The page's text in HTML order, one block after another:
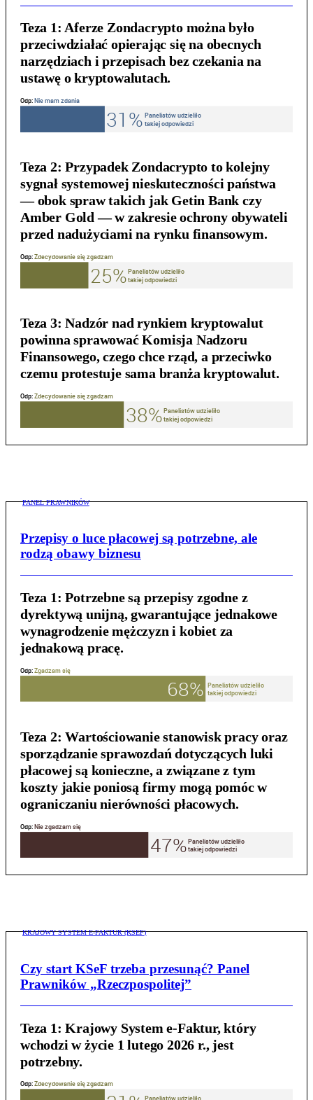
Teza 1: Aferze Zondacrypto można było
przeciwdziałać opierając się na obecnych
narzędziach i przepisach bez czekania na
ustawę o kryptowalutach.
Teza 2: Przypadek Zondacrypto to kolejny
sygnał systemowej nieskuteczności państwa
— obok spraw takich jak Getin Bank czy
Amber Gold — w zakresie ochrony obywateli
przed nadużyciami na rynku finansowym.
Teza 3: Nadzór nad rynkiem kryptowalut
powinna sprawować Komisja Nadzoru
Finansowego, czego chce rząd, a przeciwko
czemu protestuje sama branża kryptowalut.
PANEL PRAWNIKÓW
Przepisy o luce płacowej są potrzebne, ale
rodzą obawy biznesu
Teza 1: Potrzebne są przepisy zgodne z
dyrektywą unijną, gwarantujące jednakowe
wynagrodzenie mężczyzn i kobiet za
jednakową pracę.
Teza 2: Wartościowanie stanowisk pracy oraz
sporządzanie sprawozdań dotyczących luki
płacowej są konieczne, a związane z tym
koszty jakie poniosą firmy mogą pomóc w
ograniczaniu nierówności płacowych.
KRAJOWY SYSTEM E-FAKTUR (KSEF)
Czy start KSeF trzeba przesunąć? Panel
Prawników „Rzeczpospolitej”
Teza 1: Krajowy System e-Faktur, który
wchodzi w życie 1 lutego 2026 r., jest
potrzebny.